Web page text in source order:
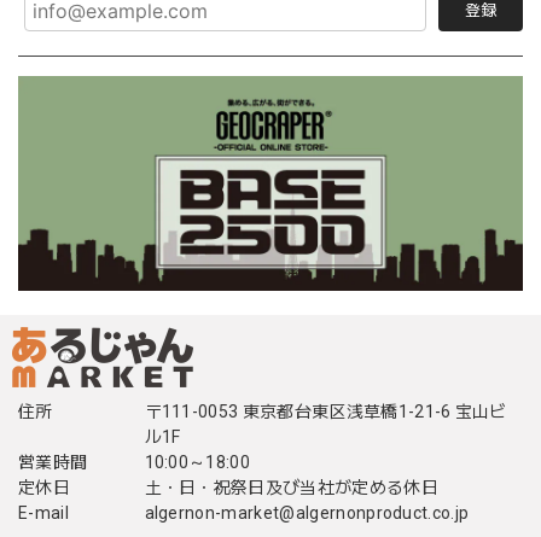
登録
住所
〒111-0053 東京都台東区浅草橋1-21-6 宝山ビ
ル1F
営業時間
10:00～18:00
定休日
土・日・祝祭日及び当社が定める休日
E-mail
algernon-market@algernonproduct.co.jp